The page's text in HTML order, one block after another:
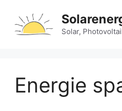
Inhalt
springen
Solar,
Energie